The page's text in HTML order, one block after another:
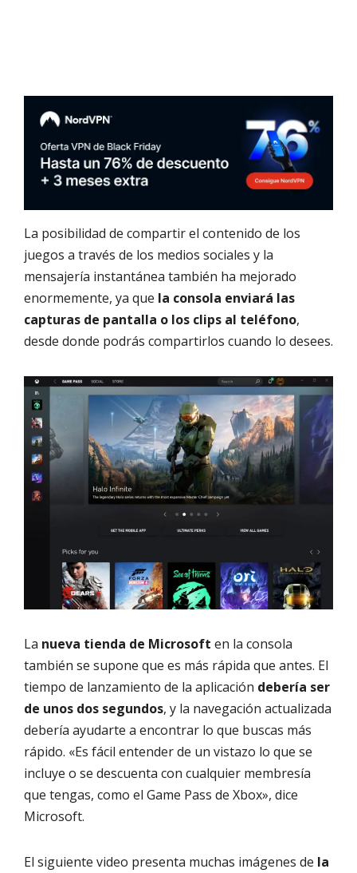
La posibilidad de compartir el contenido de los
juegos a través de los medios sociales y la
mensajería instantánea también ha mejorado
enormemente, ya que la consola enviará las
capturas de pantalla o los clips al teléfono,
desde donde podrás compartirlos cuando lo desees.
La nueva tienda de Microsoft en la consola
también se supone que es más rápida que antes. El
tiempo de lanzamiento de la aplicación debería ser
de unos dos segundos, y la navegación actualizada
debería ayudarte a encontrar lo que buscas más
rápido. «Es fácil entender de un vistazo lo que se
incluye o se descuenta con cualquier membresía
que tengas, como el Game Pass de Xbox», dice
Microsoft.
El siguiente video presenta muchas imágenes de la